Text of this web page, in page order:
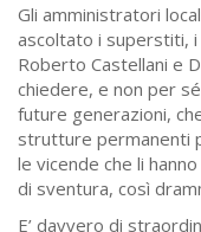
Gli amministratori
ascoltato i superstiti,
Roberto Castellani e
chiedere, e non per
future generazioni,
strutture permanenti
le vicende che li
di sventura, così
E’ davvero di